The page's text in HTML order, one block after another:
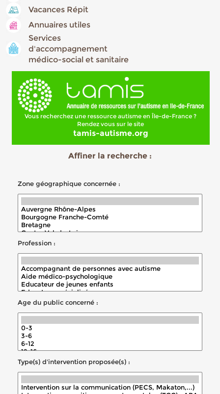
Vacances Répit
Annuaires utiles
Services
d'accompagnement
médico-social et sanitaire
Vous recherchez une ressource autisme en Île-de-France ?
Rendez vous sur le site
tamis-autisme.org
Affiner la recherche :
Zone géographique concernée :
Profession :
Age du public concerné :
Type(s) d'intervention proposée(s) :